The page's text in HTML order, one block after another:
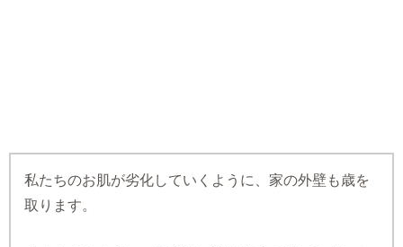
私たちのお肌が劣化していくように、家の外壁も歳を
取ります。